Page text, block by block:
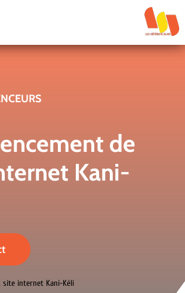
de
Kani-